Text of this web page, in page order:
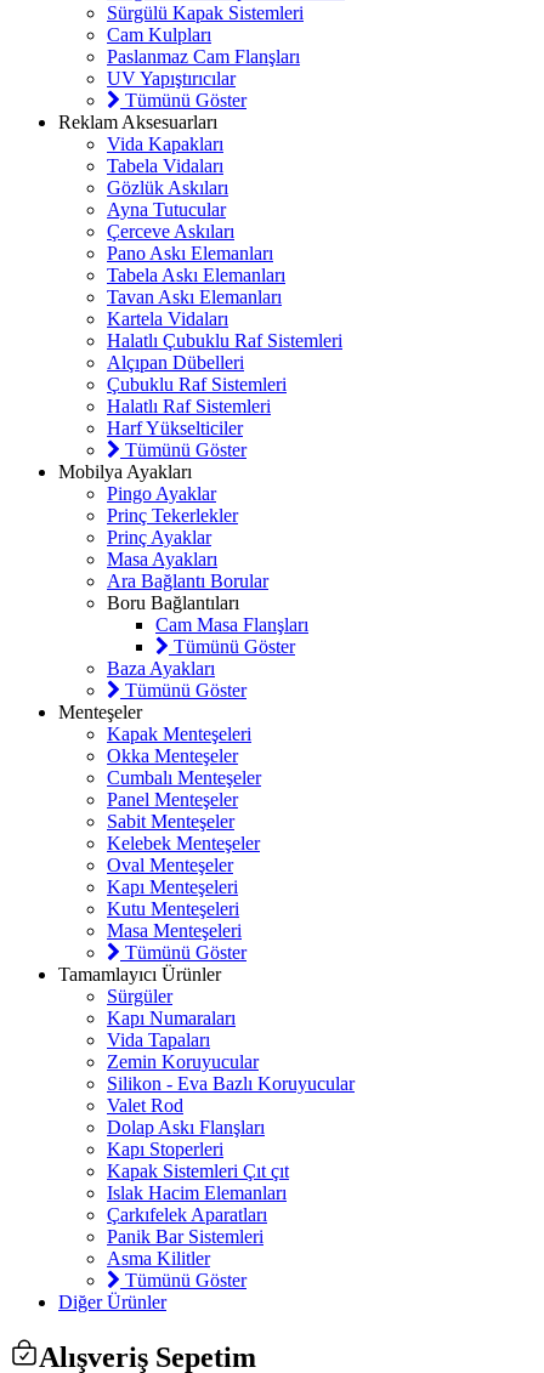
Sürgülü Kapak Sistemleri
Cam Kulpları
Paslanmaz Cam Flanşları
UV Yapıştırıcılar
Tümünü Göster
Reklam Aksesuarları
Vida Kapakları
Tabela Vidaları
Gözlük Askıları
Ayna Tutucular
Çerceve Askıları
Pano Askı Elemanları
Tabela Askı Elemanları
Tavan Askı Elemanları
Kartela Vidaları
Halatlı Çubuklu Raf Sistemleri
Alçıpan Dübelleri
Çubuklu Raf Sistemleri
Halatlı Raf Sistemleri
Harf Yükselticiler
Tümünü Göster
Mobilya Ayakları
Pingo Ayaklar
Prinç Tekerlekler
Prinç Ayaklar
Masa Ayakları
Ara Bağlantı Borular
Boru Bağlantıları
Cam Masa Flanşları
Tümünü Göster
Baza Ayakları
Tümünü Göster
Menteşeler
Kapak Menteşeleri
Okka Menteşeler
Cumbalı Menteşeler
Panel Menteşeler
Sabit Menteşeler
Kelebek Menteşeler
Oval Menteşeler
Kapı Menteşeleri
Kutu Menteşeleri
Masa Menteşeleri
Tümünü Göster
Tamamlayıcı Ürünler
Sürgüler
Kapı Numaraları
Vida Tapaları
Zemin Koruyucular
Silikon - Eva Bazlı Koruyucular
Valet Rod
Dolap Askı Flanşları
Kapı Stoperleri
Kapak Sistemleri Çıt çıt
Islak Hacim Elemanları
Çarkıfelek Aparatları
Panik Bar Sistemleri
Asma Kilitler
Tümünü Göster
Diğer Ürünler
Alışveriş Sepetim